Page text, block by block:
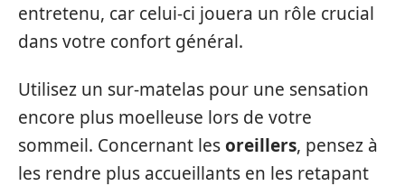
entretenu, car celui-ci jouera un rôle crucial
dans votre confort général.
Utilisez un sur-matelas pour une sensation
encore plus moelleuse lors de votre
sommeil. Concernant lesoreillers, pensez à
les rendre plus accueillants en les retapant